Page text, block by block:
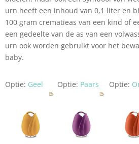
urn heeft een inhoud van 0,1 liter en
100 gram crematieas van een kind of
een gedeelte van de as van een
urn ook worden gebruikt voor het
baby.
Optie: Geel Optie: Paars Optie: